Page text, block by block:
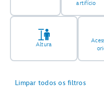
artifício
Altura
Limpar todos os filtros